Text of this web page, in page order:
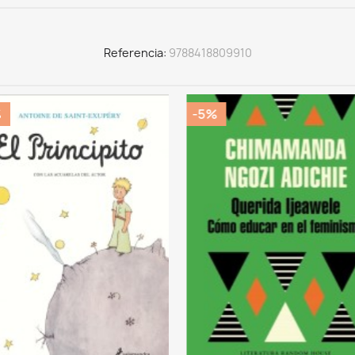
Referencia 9788418809910
-5%